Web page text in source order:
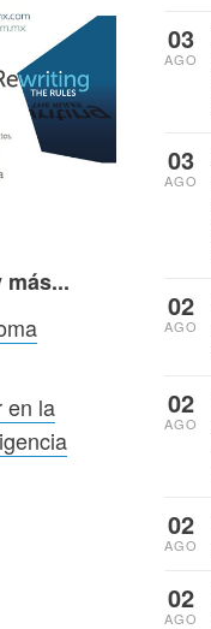
en la
03
AGO
03
AGO
02
AGO
02
AGO
02
AGO
02
AGO